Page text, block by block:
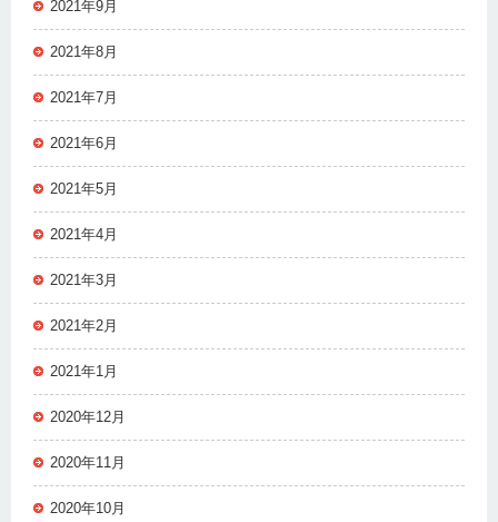
2021年9月
2021年8月
2021年7月
2021年6月
2021年5月
2021年4月
2021年3月
2021年2月
2021年1月
2020年12月
2020年11月
2020年10月